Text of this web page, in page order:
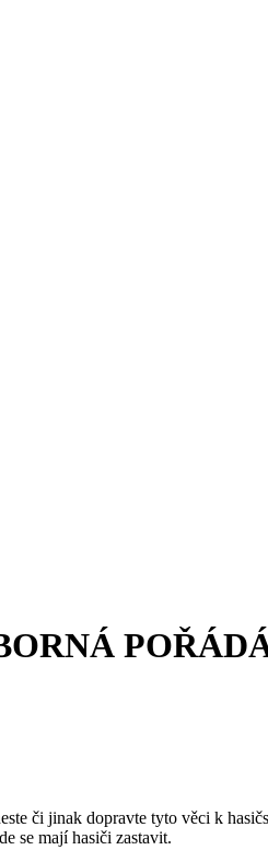
či jinak dopravte tyto věci k
se mají hasiči zastavit.